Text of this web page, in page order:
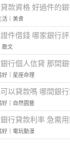
款資格 好過件的
活 美食
件借錢 哪家銀行
散文
行個人信貸 那間
好 星座命理
以貸款嗎 哪間銀
好 自然園藝
行貸款利率 急需
好 電玩動漫